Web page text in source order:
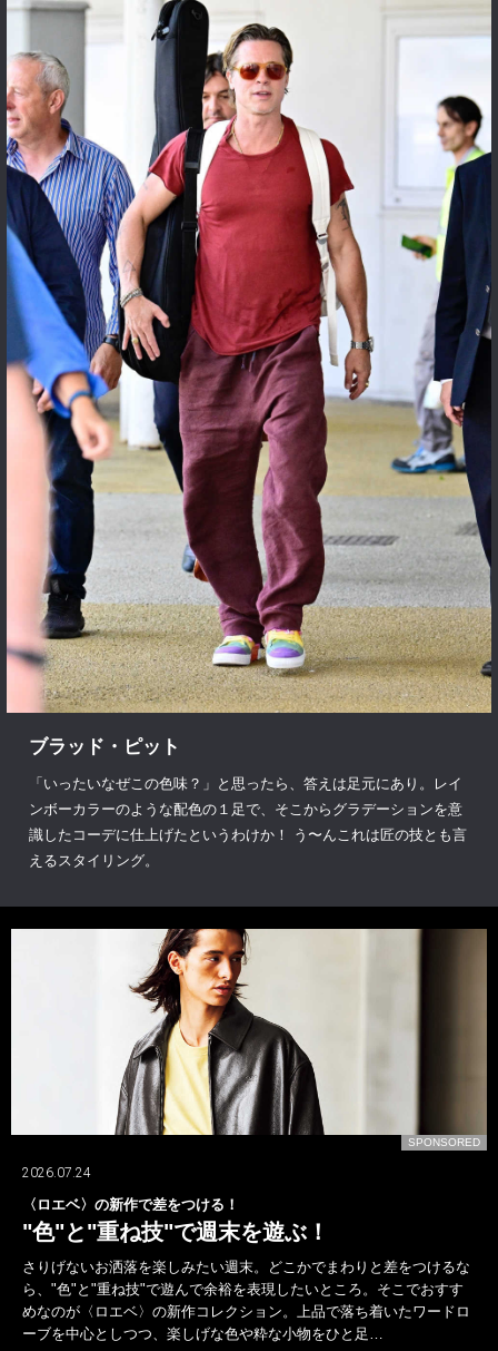
ブラッド・ピット
「いったいなぜこの色味？」と思ったら、答えは足元にあり。レイ
ンボーカラーのような配色の１足で、そこからグラデーションを意
識したコーデに仕上げたというわけか！ う〜んこれは匠の技とも言
えるスタイリング。
SPONSORED
2026.07.24
〈ロエベ〉の新作で差をつける！
"色"と"重ね技"で週末を遊ぶ！
さりげないお洒落を楽しみたい週末。どこかでまわりと差をつけるな
ら、"色"と"重ね技"で遊んで余裕を表現したいところ。そこでおすす
めなのが〈ロエベ〉の新作コレクション。上品で落ち着いたワードロ
ーブを中心としつつ、楽しげな色や粋な小物をひと足…